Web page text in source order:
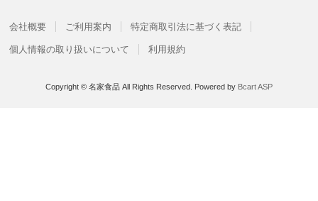
会社概要 ご利用案内 特定商取引法に基づく表記
個人情報の取り扱いについて 利用規約
Copyright © 名家食品 All Rights Reserved. Powered by Bcart ASP